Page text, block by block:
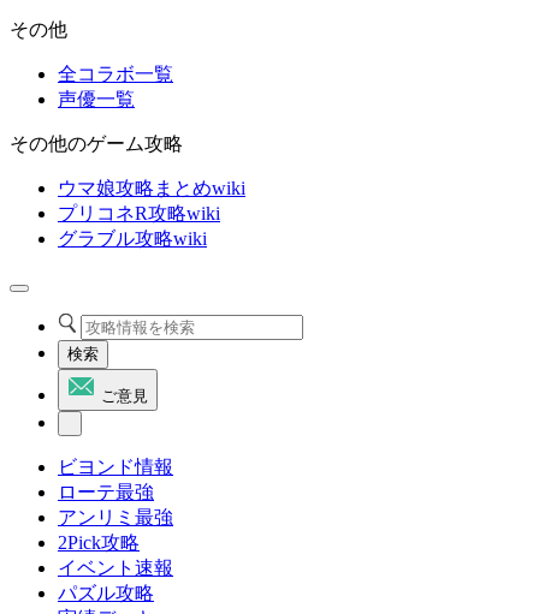
その他
全コラボ一覧
声優一覧
その他のゲーム攻略
ウマ娘攻略まとめwiki
プリコネR攻略wiki
グラブル攻略wiki
検索
ご意見
ビヨンド情報
ローテ最強
アンリミ最強
2Pick攻略
イベント速報
パズル攻略